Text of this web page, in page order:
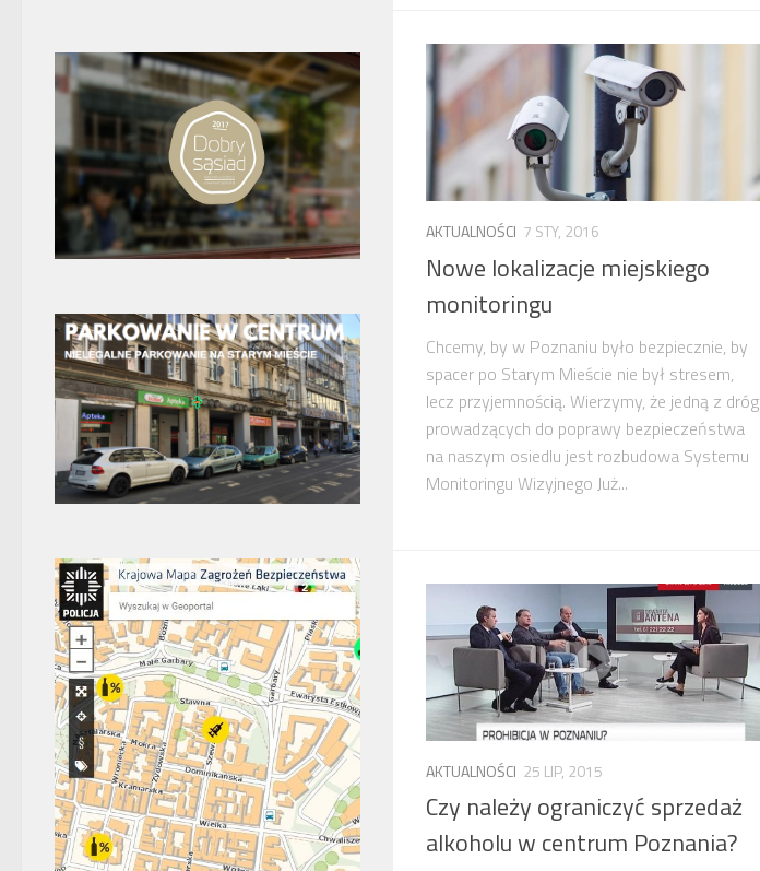
AKTUALNOŚCI 7 STY, 2016
Nowe lokalizacje miejskiego
monitoringu
Chcemy, by w Poznaniu było bezpiecznie, by
spacer po Starym Mieście nie był stresem,
lecz przyjemnością. Wierzymy, że jedną z dróg
prowadzących do poprawy bezpieczeństwa
na naszym osiedlu jest rozbudowa Systemu
Monitoringu Wizyjnego Już...
AKTUALNOŚCI 25 LIP, 2015
Czy należy ograniczyć sprzedaż
alkoholu w centrum Poznania?